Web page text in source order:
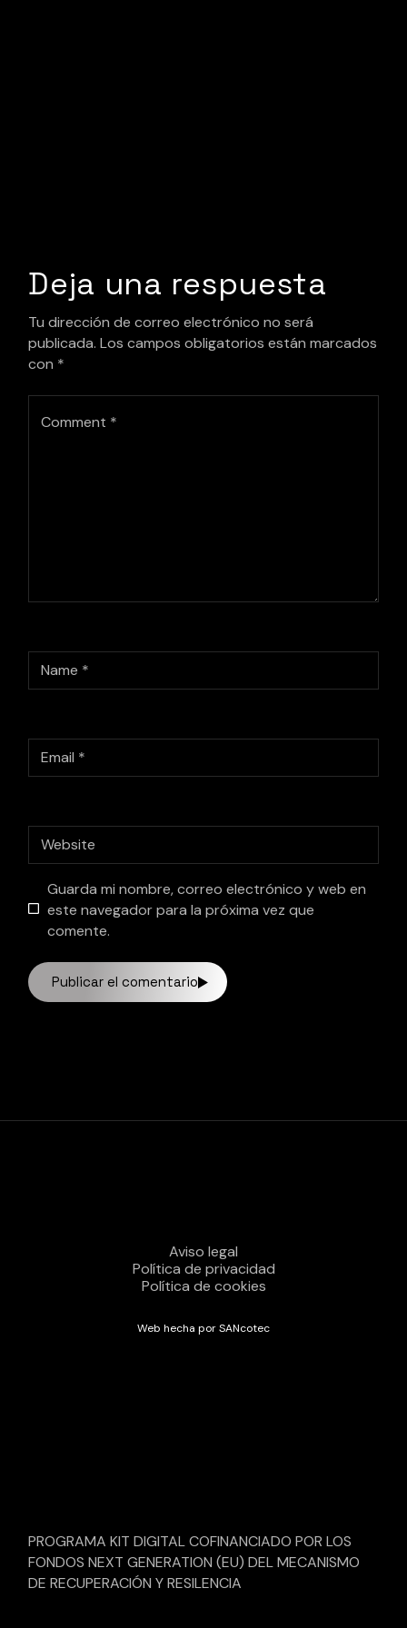
Deja una respuesta
Tu dirección de correo electrónico no será
publicada. Los campos obligatorios están marcados
con *
Guarda mi nombre, correo electrónico y web en
este navegador para la próxima vez que
comente.
Publicar el comentario
Aviso legal
Política de privacidad
Política de cookies
Web hecha por SANcotec
PROGRAMA KIT DIGITAL COFINANCIADO POR LOS
FONDOS NEXT GENERATION (EU) DEL MECANISMO
DE RECUPERACIÓN Y RESILENCIA